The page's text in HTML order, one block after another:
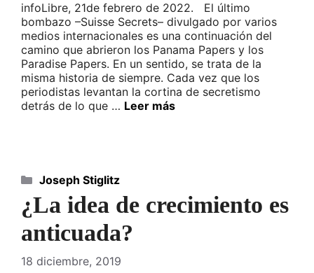
infoLibre, 21de febrero de 2022. El último
bombazo –Suisse Secrets– divulgado por varios
medios internacionales es una continuación del
camino que abrieron los Panama Papers y los
Paradise Papers. En un sentido, se trata de la
misma historia de siempre. Cada vez que los
periodistas levantan la cortina de secretismo
detrás de lo que … Leer más
¿La idea de crecimiento es
anticuada?
18 diciembre, 2019
Categorías
Joseph Stiglitz